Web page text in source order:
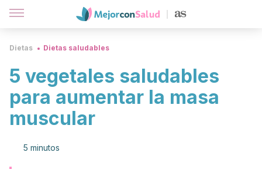
Dietas Dietas saludables
5 vegetales saludables
para aumentar la masa
muscular
5 minutos